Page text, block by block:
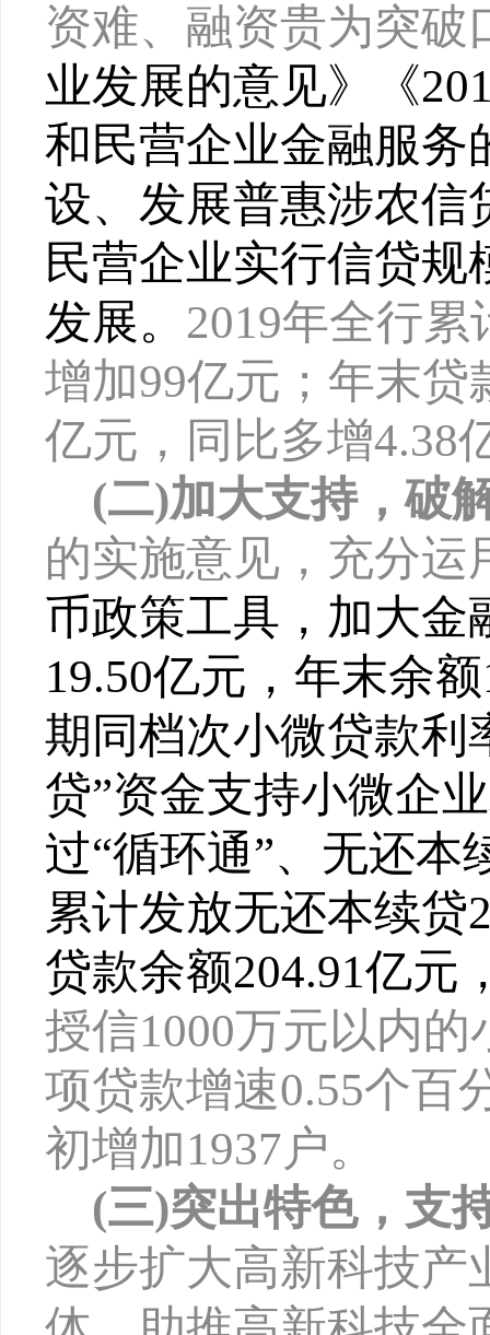
资难、融资贵为突破
业发展的意见》《
和民营企业金融服务
设、发展普惠涉农信
民营企业实行信贷
发展。 2019年全行累
增加99亿元；年末贷
亿元，同比多增4.38
(二)加大支持，破
的实施意见，充分运
币政策工具，加大金
19.50亿元，年末余额
期同档次小微贷款利
贷”资金支持小微企
过“循环通”、无还
累计发放无还本续贷
贷款余额204.91亿元
授信1000万元以内
项贷款增速0.55个百
初增加1937户。
(三)突出特色，支
逐步扩大高新科技产